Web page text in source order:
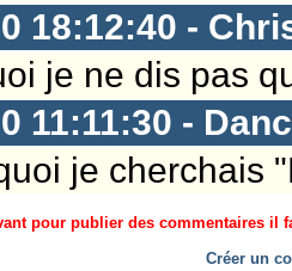
18:12:40 -
je ne dis pas
11:11:30 -
je cherchais
pour publier des commentaires il
Créer un